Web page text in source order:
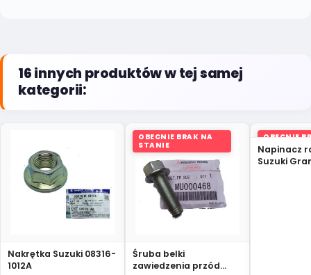
16 innych produktów w tej samej
kategorii:
Nakrętka Suzuki 08316-
1012A
OBECNIE BRAK NA
STANIE
Śruba belki
zawiedzenia przód
OBECNIE
STANIE
Napinacz
Suzuki